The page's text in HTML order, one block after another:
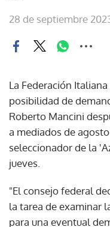
28 de septiembre
La Federación
posibilidad de
Roberto Mancini
a mediados de
seleccionador de la
jueves.
"El consejo federal
la tarea de examinar
para una eventual